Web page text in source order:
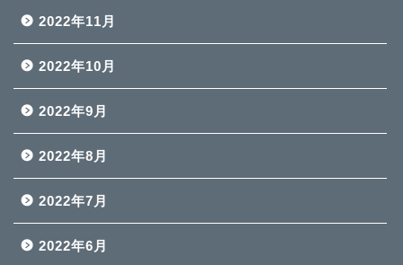
2022年11月
2022年10月
2022年9月
2022年8月
2022年7月
2022年6月